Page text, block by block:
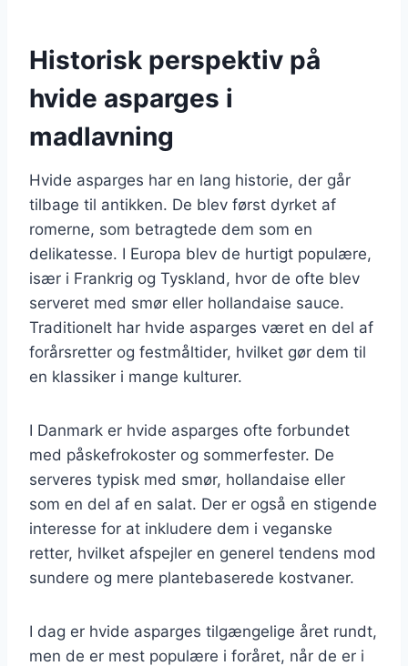
Historisk perspektiv på
hvide asparges i
madlavning
Hvide asparges har en lang historie, der går
tilbage til antikken. De blev først dyrket af
romerne, som betragtede dem som en
delikatesse. I Europa blev de hurtigt populære,
især i Frankrig og Tyskland, hvor de ofte blev
serveret med smør eller hollandaise sauce.
Traditionelt har hvide asparges været en del af
forårsretter og festmåltider, hvilket gør dem til
en klassiker i mange kulturer.
I Danmark er hvide asparges ofte forbundet
med påskefrokoster og sommerfester. De
serveres typisk med smør, hollandaise eller
som en del af en salat. Der er også en stigende
interesse for at inkludere dem i veganske
retter, hvilket afspejler en generel tendens mod
sundere og mere plantebaserede kostvaner.
I dag er hvide asparges tilgængelige året rundt,
men de er mest populære i foråret, når de er i